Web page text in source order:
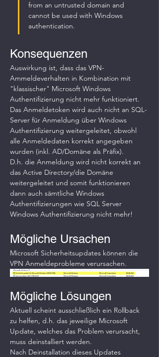
from an untrusted domain and
cannot be used with Windows
authentication.
Konsequenzen
Auswirkung ist, dass das VPN-
Ammeldeverhalten in Kombination mit
"klassischer" Microsoft Windows
Authentifizierung nicht mehr funktioniert.
Das Anmeldetoken wird auch nicht an SQL-
Server für Anmeldung über Windows
Authentifizierung weitergeleitet, obwohl
alle Anmeldedaten korrekt angegeben
wurden (inkl. AD/Domäne als Präfix).
D.h. die Anmeldung wird nicht korrekt an
das Active Directory/die Domäne
weitergeleitet und somit funktionieren
dann auch sämtliche Windows
Authentifizierungen wie SQL Server
Windows Authentifizierung nicht mehr!
Mögliche Ursachen
Microsoft Sicherheitsupdates können die
VPN Anmeldeprobleme verursachen.
Mögliche Lösungen
Aktuell scheint ausschließlich ein Rollback
zu helfen, d.h. das jeweilige Microsoft
Update, welches das Problem verursacht,
muss deinstalliert werden.
Nach Deinstallation dieses Updates